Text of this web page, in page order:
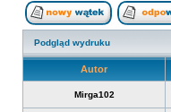
Nowy temat
Podgląd wydruku
Autor
Mirga102